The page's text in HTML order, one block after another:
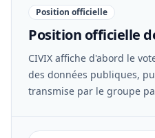
Position officielle
Position officielle
CIVIX affiche d'abord le
des données publiques,
transmise par le groupe